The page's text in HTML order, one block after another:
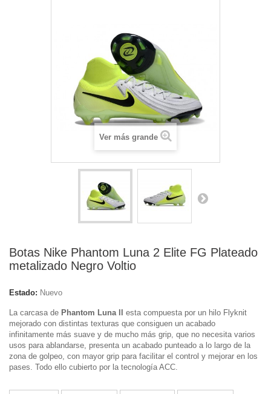
Ver más grande
Botas Nike Phantom Luna 2 Elite FG Plateado
metalizado Negro Voltio
Estado: Nuevo
La carcasa de Phantom Luna ll
esta compuesta por un hilo Flyknit
mejorado con distintas texturas que consiguen un acabado
infinitamente más suave y de mucho más grip, que no necesita varios
usos para ablandarse, presenta un acabado punteado a lo largo de la
zona de golpeo, con mayor grip para facilitar el control y mejorar en los
pases. Todo ello cubierto por la tecnología ACC.